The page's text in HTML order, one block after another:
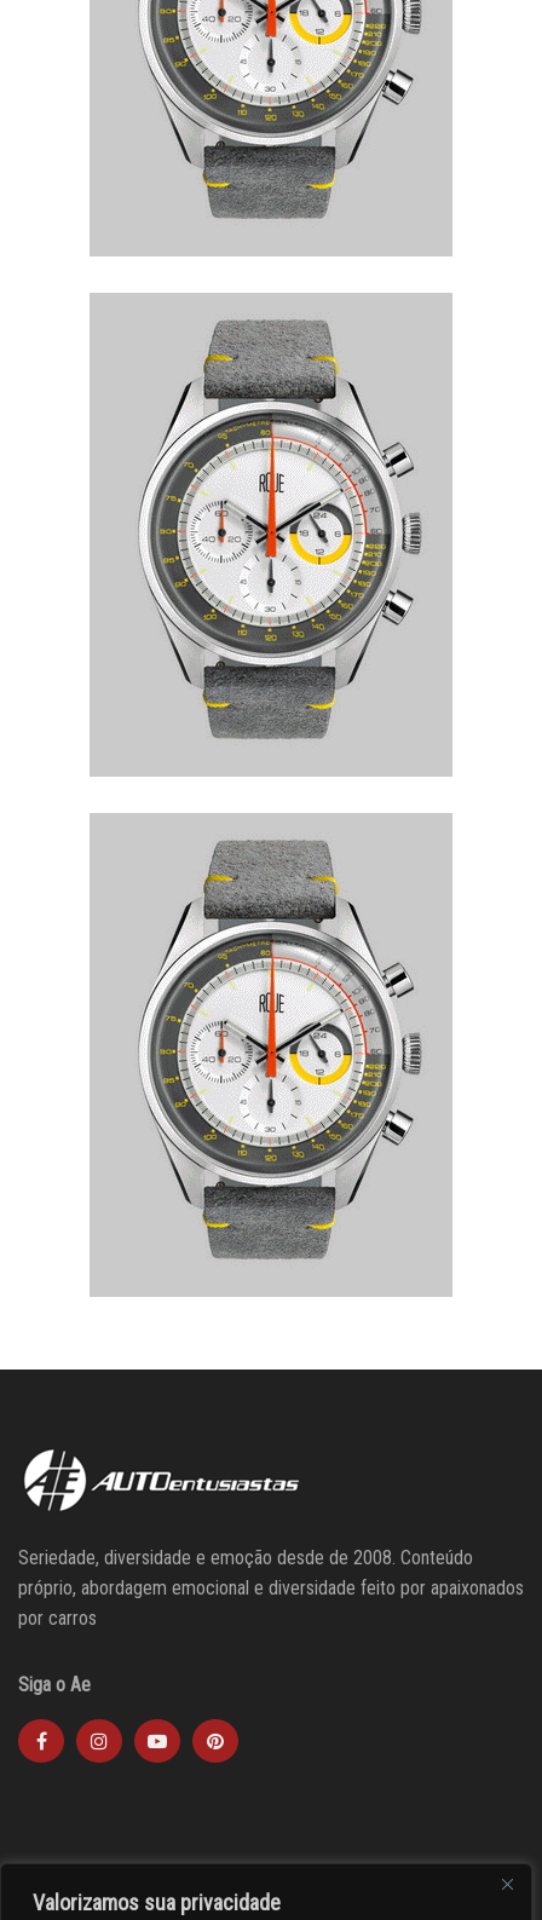
Valorizamos sua privacidade
Seriedade, diversidade e emoção desde de 2008. Conteúdo
próprio, abordagem emocional e diversidade feito por apaixonados
por carros
Siga o Ae